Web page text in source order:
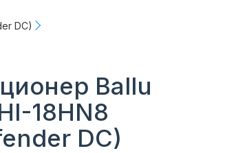
DC)
Ballu
18HN8
DC)